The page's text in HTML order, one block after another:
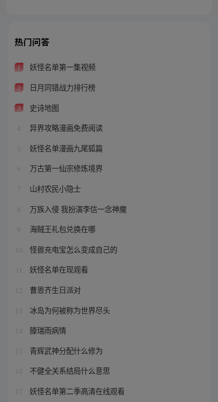
热门问答
1 妖怪名单第一集视频
2 日月同错战力排行榜
3 史诗地图
4 异界攻略漫画免费阅读
5 妖怪名单漫画九尾狐篇
6 万古第一仙宗修炼境界
7 山村农民小隐士
8 万族入侵 我扮演李信一念神魔
9 海贼王礼包兑换在哪
10 怪兽充电宝怎么变成自己的
妖怪名单在现观看
12 曹恩齐生日派对
13 冰岛为何被称为世界尽头
14 滕瑞雨病情
15 青辉武神分配什么修为
16 不健全关系结局什么意思
17 妖怪名单第二季高清在线观看